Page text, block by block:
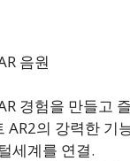
음원
경험을 만들고
AR2의 강력한 기
세계를 연결.